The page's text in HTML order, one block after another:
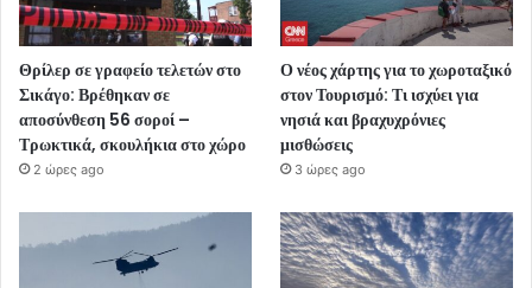
Θρίλερ σε γραφείο τελετών στο
Σικάγο: Βρέθηκαν σε
αποσύνθεση 56 σοροί –
Τρωκτικά, σκουλήκια στο χώρο
2 ώρες ago
Ο νέος χάρτης για το χωροταξικό
στον Τουρισμό: Τι ισχύει για
νησιά και βραχυχρόνιες
μισθώσεις
3 ώρες ago